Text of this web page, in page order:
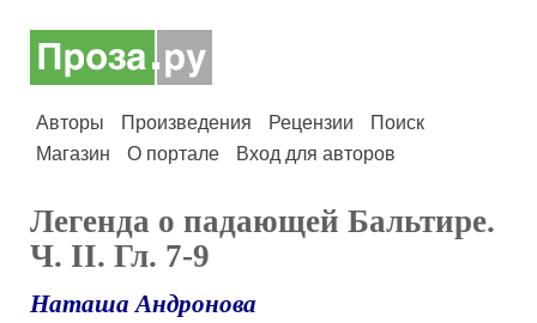
Авторы Произведения Рецензии
Поиск
Магазин
О портале Вход для авторов
Легенда о падающей Бальтире.
Ч. II. Гл. 7-9
Наташа Андронова